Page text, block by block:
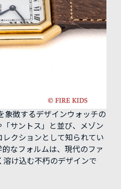
象徴するデザインウォッチの
サントス」と並び、メゾン
クションとして知られてい
なフォルムは、現代のファ
溶け込む不朽のデザインで